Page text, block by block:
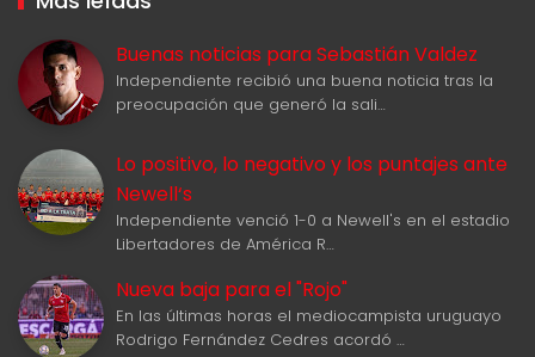
Buenas noticias para Sebastián Valdez
Independiente recibió una buena noticia tras la
preocupación que generó la sali…
Lo positivo, lo negativo y los puntajes ante
Newell‘s
Independiente venció 1-0 a Newell's en el estadio
Libertadores de América R…
Nueva baja para el "Rojo"
En las últimas horas el mediocampista uruguayo
Rodrigo Fernández Cedres acordó …